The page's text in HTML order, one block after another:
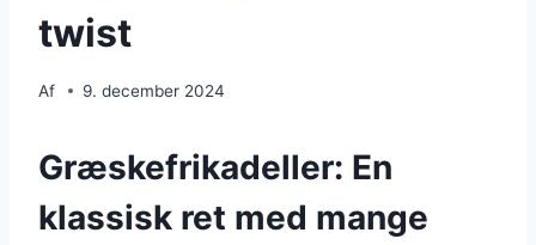
twist
Af 9. december 2024
Græskefrikadeller: En
klassisk ret med mange